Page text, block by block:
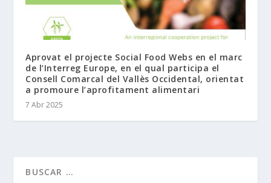
Aprovat el projecte Social Food Webs en el marc
de l’Interreg Europe, en el qual participa el
Consell Comarcal del Vallès Occidental, orientat
a promoure l’aprofitament alimentari
7 Abr 2025